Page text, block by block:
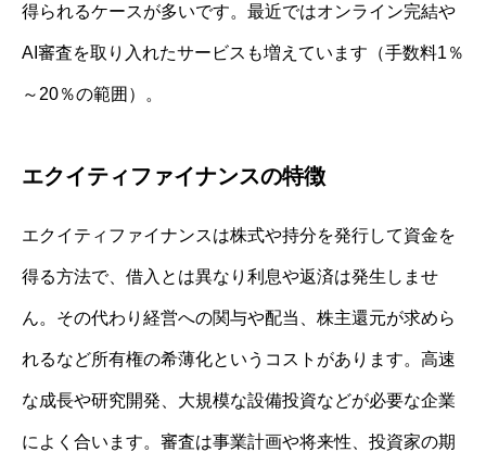
得られるケースが多いです。最近ではオンライン完結や
AI審査を取り入れたサービスも増えています（手数料1％
～20％の範囲）。
エクイティファイナンスの特徴
エクイティファイナンスは株式や持分を発行して資金を
得る方法で、借入とは異なり利息や返済は発生しませ
ん。その代わり経営への関与や配当、株主還元が求めら
れるなど所有権の希薄化というコストがあります。高速
な成長や研究開発、大規模な設備投資などが必要な企業
によく合います。審査は事業計画や将来性、投資家の期